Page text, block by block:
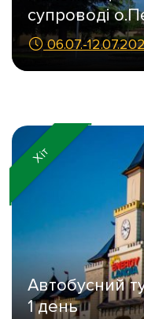
супроводі
06.07.-
Хіт
Автобусний
1 день